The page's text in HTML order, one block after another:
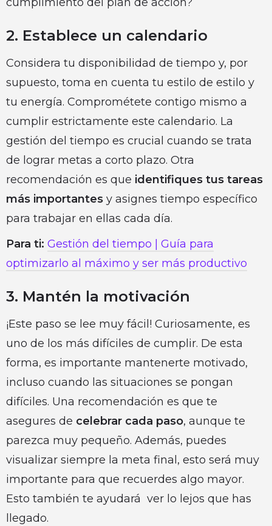
2. Establece un calendario
Considera tu disponibilidad de tiempo y, por
supuesto, toma en cuenta tu estilo de estilo y
tu energía. Comprométete contigo mismo a
cumplir estrictamente este calendario. La
gestión del tiempo es crucial cuando se trata
de lograr metas a corto plazo. Otra
recomendación es que identifiques tus tareas
más importantes y asignes tiempo específico
para trabajar en ellas cada día.
Para ti: Gestión del tiempo | Guía para
optimizarlo al máximo y ser más productivo
3. Mantén la motivación
¡Este paso se lee muy fácil! Curiosamente, es
uno de los más difíciles de cumplir. De esta
forma, es importante mantenerte motivado,
incluso cuando las situaciones se pongan
difíciles. Una recomendación es que te
asegures de celebrar cada paso, aunque te
parezca muy pequeño. Además, puedes
visualizar siempre la meta final, esto será muy
importante para que recuerdes algo mayor.
Esto también te ayudará ver lo lejos que has
llegado.